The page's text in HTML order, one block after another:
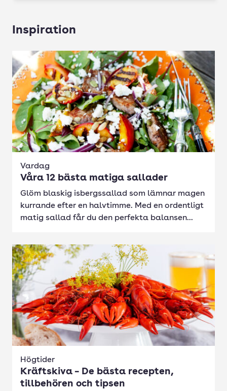
Inspiration
Vardag
Våra 12 bästa matiga sallader
Glöm blaskig isbergssallad som lämnar magen
kurrande efter en halvtimme. Med en ordentligt
matig sallad får du den perfekta balansen...
Högtider
Kräftskiva – De bästa recepten,
tillbehören och tipsen